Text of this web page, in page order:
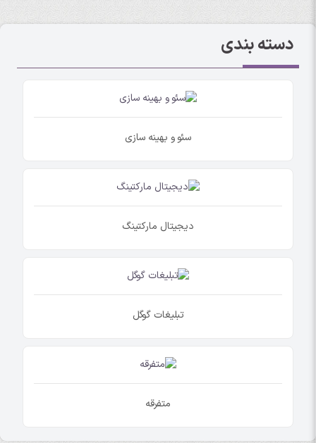
دسته بندی
سئو و بهینه سازی
دیجیتال مارکتینگ
تبلیغات گوگل
متفرقه